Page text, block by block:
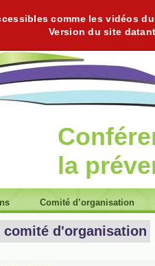
comme les vidéos
Version du site
la
Comité d’organisation
comité d'organisation